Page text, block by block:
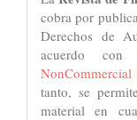
cobra por
Derechos de
acuerdo
tanto, se
material en